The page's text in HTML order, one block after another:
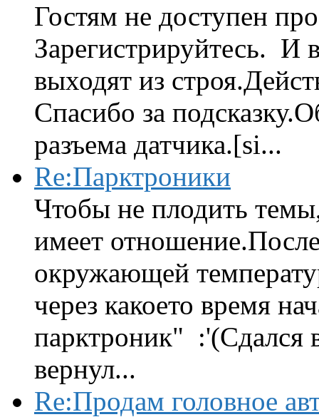
Гостям не доступен
Зарегистрируйтесь. И
выходят из
Спасибо за
разъема датчика.[si...
Re:Парктроники
Чтобы не плодить
имеет
окружающей
через какоето время
парктроник" :'(Сдался
вернул...
Re:Продам головное